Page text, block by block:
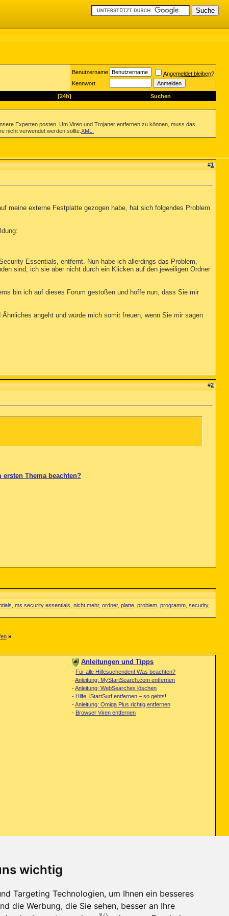
wichtig
Targeting Technologien, um Ihnen ein besseres
die Werbung, die Sie sehen, besser an Ihre
Benutzername
Angemeldet bleiben?
Kennwort
[24h] Suchen
Experten posten. Um Viren und Trojaner entfernen zu können, muss das
nicht verwendet werden sollte. XML
#1
meine externe Festplatte gezogen habe, hat sich folgendes Problem
Essentials, entfernt. Nun habe ich allerdings das Problem,
sind, ich sie aber nicht durch ein Klicken auf den jeweiligen Ordner
bin ich auf dieses Forum gestoßen und hoffe nun, dass Sie mir
angeht und würde mich somit freuen, wenn Sie mir sagen
#2
Thema beachten?
ms security essentials nicht mehr, ordner, platte problem programm security,
»
Anleitungen und Tipps
- Für alle Hilfesuchenden! Was beachten?
-Anleitung: MyStartSearch.com entfernen
-Anleitung: WebSearches löschen
- Hilfe: iStartSurf entfernen – so gehts!
-Anleitung: Omiga Plus richtig entfernen
- Browser Viren entfernen
meine externe Festplatte gezogen habe, hat sich folgendes Problem